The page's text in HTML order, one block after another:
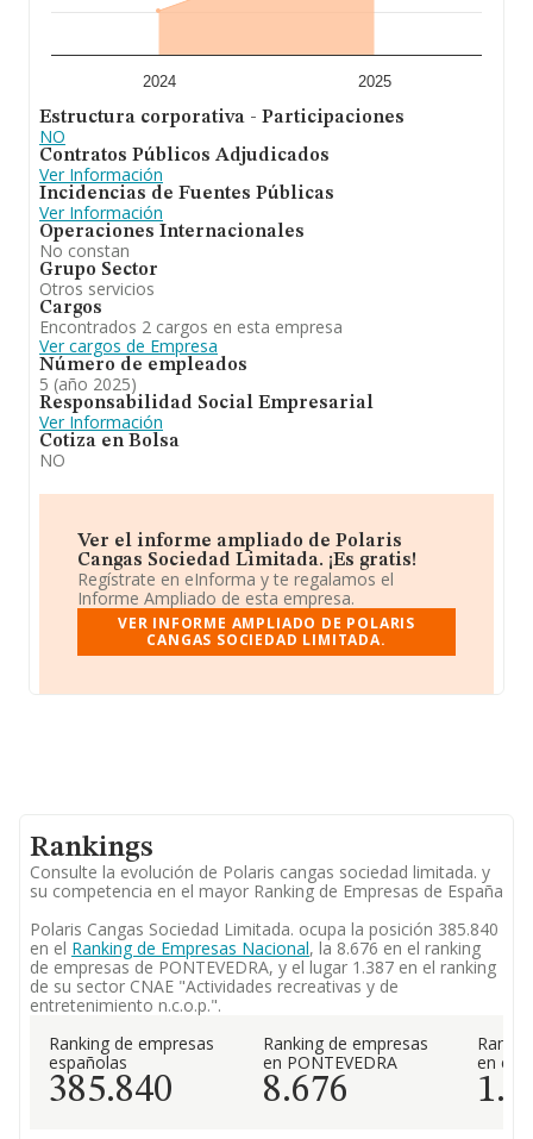
constitución es de 15 años.
2024 2025
Estructura corporativa - Participaciones
NO
Contratos Públicos Adjudicados
Ver Información
Incidencias de Fuentes Públicas
Ver Información
Operaciones Internacionales
No constan
Grupo Sector
Otros servicios
Cargos
Encontrados 2 cargos en esta empresa
Ver cargos de Empresa
Número de empleados
5 (año 2025)
Responsabilidad Social Empresarial
Ver Información
Cotiza en Bolsa
NO
Ver el informe ampliado de Polaris
Cangas Sociedad Limitada. ¡Es gratis!
Regístrate en eInforma y te regalamos el
Informe Ampliado de esta empresa.
VER INFORME AMPLIADO DE POLARIS
CANGAS SOCIEDAD LIMITADA.
Rankings
Consulte la evolución de Polaris cangas sociedad limitada. y
su competencia en el mayor Ranking de Empresas de España
Polaris Cangas Sociedad Limitada. ocupa la posición 385.840
en el Ranking de Empresas Nacional, la 8.676 en el ranking
de empresas de PONTEVEDRA, y el lugar 1.387 en el ranking
de su sector CNAE "Actividades recreativas y de
entretenimiento n.c.o.p.".
Ranking de empresas
españolas
385.840
Ranking de empresas
en PONTEVEDRA
8.676
en el